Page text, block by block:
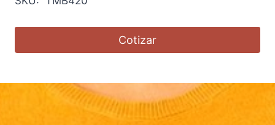
Cotizar